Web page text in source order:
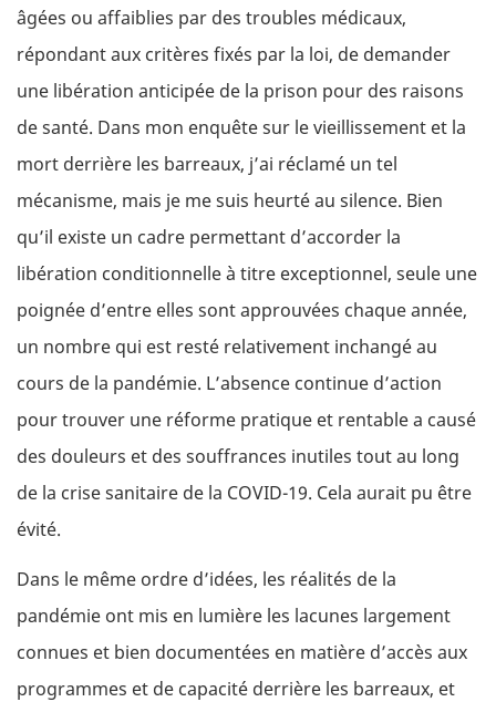
âgées ou affaiblies par des troubles médicaux,
répondant aux critères fixés par la loi, de demander
une libération anticipée de la prison pour des raisons
de santé. Dans mon enquête sur le vieillissement et la
mort derrière les barreaux, j’ai réclamé un tel
mécanisme, mais je me suis heurté au silence. Bien
qu’il existe un cadre permettant d’accorder la
libération conditionnelle à titre exceptionnel, seule une
poignée d’entre elles sont approuvées chaque année,
un nombre qui est resté relativement inchangé au
cours de la pandémie. L’absence continue d’action
pour trouver une réforme pratique et rentable a causé
des douleurs et des souffrances inutiles tout au long
de la crise sanitaire de la COVID-19. Cela aurait pu être
évité.
Dans le même ordre d’idées, les réalités de la
pandémie ont mis en lumière les lacunes largement
connues et bien documentées en matière d’accès aux
programmes et de capacité derrière les barreaux, et